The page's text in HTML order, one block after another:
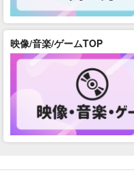
映像/音楽/ゲームTOP